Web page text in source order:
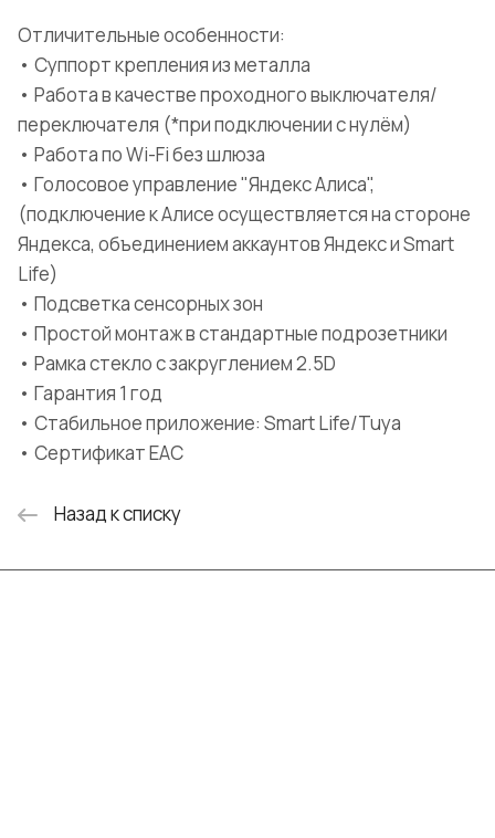
Отличительные особенности:
• Суппорт крепления из металла
• Работа в качестве проходного выключателя/
переключателя (*при подключении с нулём)
• Работа по Wi-Fi без шлюза
• Голосовое управление "Яндекс Алиса",
(подключение к Алисе осуществляется на стороне
Яндекса, объединением аккаунтов Яндекс и Smart
Life)
• Подсветка сенсорных зон
• Простой монтаж в стандартные подрозетники
• Рамка стекло с закруглением 2.5D
• Гарантия 1 год
• Стабильное приложение: Smart Life/Tuya
• Сертификат EAC
Назад к списку